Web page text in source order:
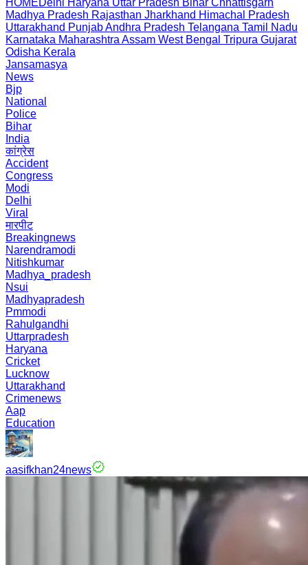
HOMEDelhi Haryana Uttar Pradesh Bihar Chhattisgarh
Madhya Pradesh Rajasthan Jharkhand Himachal Pradesh
Uttarakhand PunjabAndhra Pradesh Telangana Tamil Nadu
Karnataka Maharashtra Assam West Bengal Tripura Gujarat
Odisha Kerala
Jansamasya
News
Bjp
National
Police
Bihar
India
कांग्रेस
Accident
Congress
Modi
Delhi
Viral
मारपीट
Breakingnews
Narendramodi
Nitishkumar
Madhya_pradesh
Nsui
Madhyapradesh
Pmmodi
Rahulgandhi
Uttarpradesh
Haryana
Cricket
Lucknow
Uttarakhand
Crimenews
Aap
Education
aasifkhan24news